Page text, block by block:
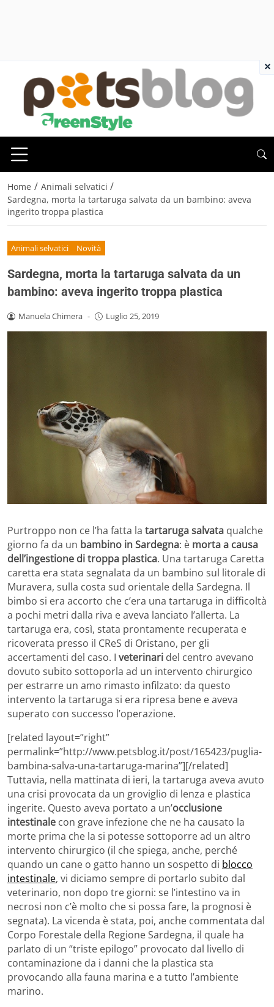
Home / Animali selvatici /
Sardegna, morta la tartaruga salvata da un bambino: aveva
ingerito troppa plastica
Animali selvatici Novità
Sardegna, morta la tartaruga salvata da un
bambino: aveva ingerito troppa plastica
Manuela Chimera - Luglio 25, 2019
Purtroppo non ce l’ha fatta la tartaruga salvata qualche
giorno fa da un bambino in Sardegna: è morta a causa
dell’ingestione di troppa plastica. Una tartaruga Caretta
caretta era stata segnalata da un bambino sul litorale di
Muravera, sulla costa sud orientale della Sardegna. Il
bimbo si era accorto che c’era una tartaruga in difficoltà
a pochi metri dalla riva e aveva lanciato l’allerta. La
tartaruga era, così, stata prontamente recuperata e
ricoverata presso il CReS di Oristano, per gli
accertamenti del caso. I veterinari del centro avevano
dovuto subito sottoporla ad un intervento chirurgico
per estrarre un amo rimasto infilzato: da questo
intervento la tartaruga si era ripresa bene e aveva
superato con successo l’operazione.
[related layout=”right”
permalink=”http://www.petsblog.it/post/165423/puglia-
bambina-salva-una-tartaruga-marina”][/related]
Tuttavia, nella mattinata di ieri, la tartaruga aveva avuto
una crisi provocata da un groviglio di lenza e plastica
ingerite. Questo aveva portato a un’occlusione
intestinale con grave infezione che ne ha causato la
morte prima che la si potesse sottoporre ad un altro
intervento chirurgico (il che spiega, anche, perché
quando un cane o gatto hanno un sospetto di blocco
intestinale, vi diciamo sempre di portarlo subito dal
veterinario, non dopo tre giorni: se l’intestino va in
necrosi non c’è molto che si possa fare, la prognosi è
segnata). La vicenda è stata, poi, anche commentata dal
Corpo Forestale della Regione Sardegna, il quale ha
parlato di un “triste epilogo” provocato dal livello di
contaminazione da i danni che la plastica sta
provocando alla fauna marina e a tutto l’ambiente
marino.
×